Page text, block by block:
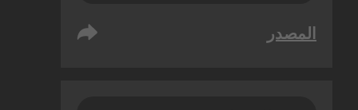
المصدر